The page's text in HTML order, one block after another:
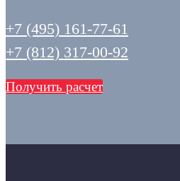
+7 (495) 161-77-61
+7 (812) 317-00-92
Получить расчет